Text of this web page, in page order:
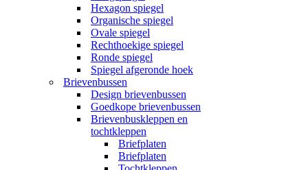
Hexagon spiegel
Organische spiegel
Ovale spiegel
Rechthoekige spiegel
Ronde spiegel
Spiegel afgeronde hoek
Brievenbussen
Design brievenbussen
Goedkope brievenbussen
Brievenbuskleppen en
tochtkleppen
Briefplaten
Briefplaten